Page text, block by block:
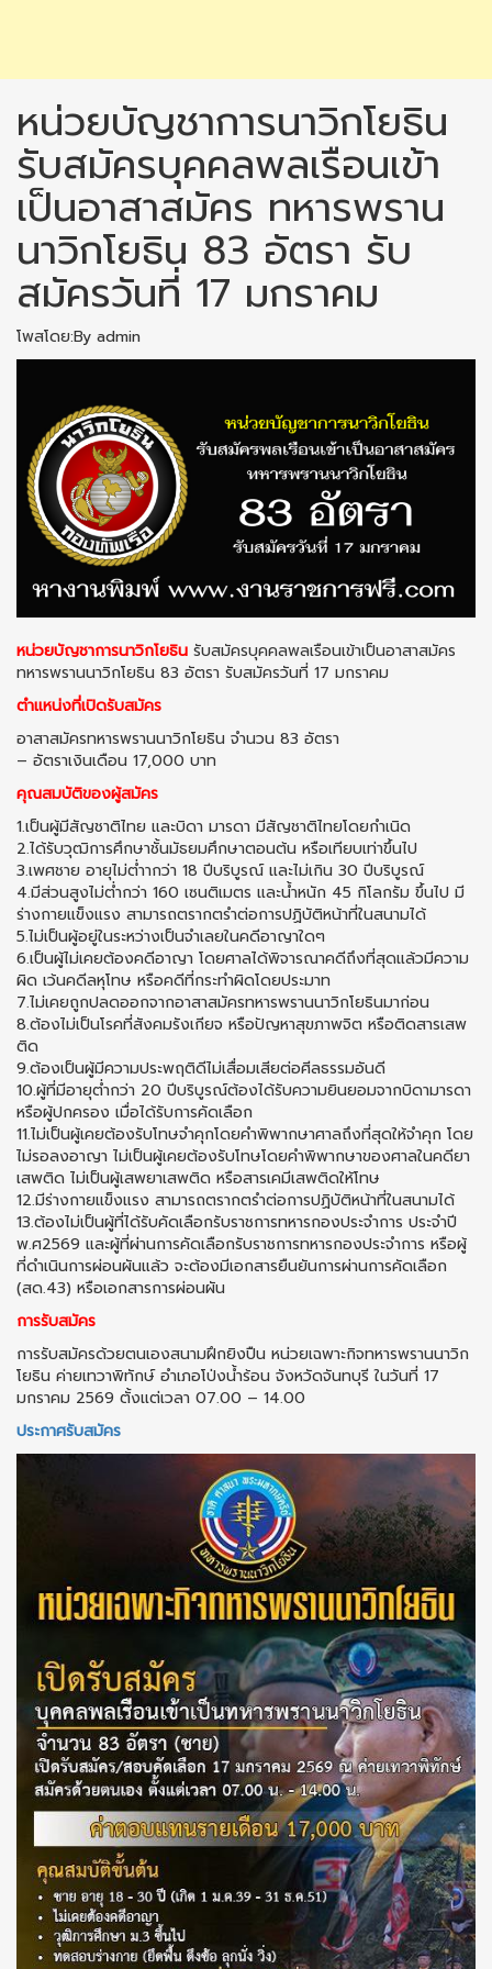
หน่วยบัญชาการนาวิกโยธิน
รับสมัครบุคคลพลเรือนเข้า
เป็นอาสาสมัคร ทหารพราน
นาวิกโยธิน 83 อัตรา รับ
สมัครวันที่ 17 มกราคม
โพสโดย:By admin
หน่วยบัญชาการนาวิกโยธิน รับสมัครบุคคลพลเรือนเข้าเป็นอาสาสมัคร
ทหารพรานนาวิกโยธิน 83 อัตรา รับสมัครวันที่ 17 มกราคม
ตำแหน่งที่เปิดรับสมัคร
อาสาสมัครทหารพรานนาวิกโยธิน จำนวน 83 อัตรา
– อัตราเงินเดือน 17,000 บาท
คุณสมบัติของผู้สมัคร
1.เป็นผู้มีสัญชาติไทย และบิดา มารดา มีสัญชาติไทยโดยกําเนิด
2.ได้รับวุฒิการศึกษาชั้นมัธยมศึกษาตอนต้น หรือเทียบเท่าขึ้นไป
3.เพศชาย อายุไม่ต่ำากว่า 18 ปีบริบูรณ์ และไม่เกิน 30 ปีบริบูรณ์
4.มีส่วนสูงไม่ต่ำกว่า 160 เซนติเมตร และน้ําหนัก 45 กิโลกรัม ขึ้นไป มี
ร่างกายแข็งแรง สามารถตรากตรําต่อการปฏิบัติหน้าที่ในสนามได้
5.ไม่เป็นผู้อยู่ในระหว่างเป็นจําเลยในคดีอาญาใดๆ
6.เป็นผู้ไม่เคยต้องคดีอาญา โดยศาลได้พิจารณาคดีถึงที่สุดแล้วมีความ
ผิด เว้นคดีลหุโทษ หรือคดีที่กระทําผิดโดยประมาท
7.ไม่เคยถูกปลดออกจากอาสาสมัครทหารพรานนาวิกโยธินมาก่อน
8.ต้องไม่เป็นโรคที่สังคมรังเกียจ หรือปัญหาสุขภาพจิต หรือติดสารเสพ
ติด
9.ต้องเป็นผู้มีความประพฤติดีไม่เสื่อมเสียต่อศีลธรรมอันดี
10.ผู้ที่มีอายุต่ำกว่า 20 ปีบริบูรณ์ต้องได้รับความยินยอมจากบิดามารดา
หรือผู้ปกครอง เมื่อได้รับการคัดเลือก
11.ไม่เป็นผู้เคยต้องรับโทษจําคุกโดยคําพิพากษาศาลถึงที่สุดให้จําคุก โดย
ไม่รอลงอาญา ไม่เป็นผู้เคยต้องรับโทษโดยคําพิพากษาของศาลในคดียา
เสพติด ไม่เป็นผู้เสพยาเสพติด หรือสารเคมีเสพติดให้โทษ
12.มีร่างกายแข็งแรง สามารถตรากตรําต่อการปฏิบัติหน้าที่ในสนามได้
13.ต้องไม่เป็นผู้ที่ได้รับคัดเลือกรับราชการทหารกองประจําการ ประจําปี
พ.ศ2569 และผู้ที่ผ่านการคัดเลือกรับราชการทหารกองประจําการ หรือผู้
ที่ดําเนินการผ่อนผันแล้ว จะต้องมีเอกสารยืนยันการผ่านการคัดเลือก
(สด.43) หรือเอกสารการผ่อนผัน
การรับสมัคร
การรับสมัครด้วยตนเองสนามฝึกยิงปืน หน่วยเฉพาะกิจทหารพรานนาวิก
โยธิน ค่ายเทวาพิทักษ์ อําเภอโป่งน้ำร้อน จังหวัดจันทบุรี ในวันที่ 17
มกราคม 2569 ตั้งแต่เวลา 07.00 – 14.00
ประกาศรับสมัคร